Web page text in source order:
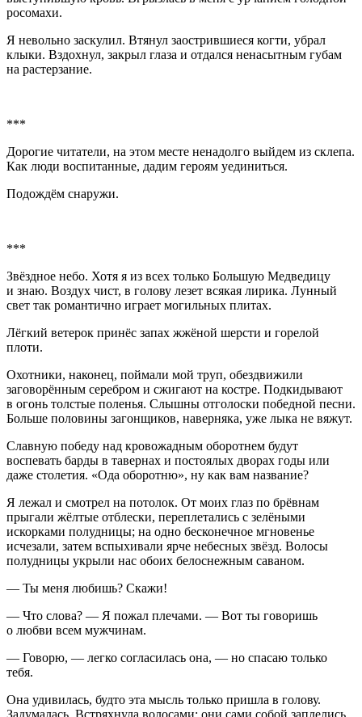
росомахи.
Я невольно заскулил. Втянул заострившиеся когти, убрал
клыки. Вздохнул, закрыл глаза и отдался ненасытным губам
на растерзание.
***
Дорогие читатели, на этом месте ненадолго выйдем из склепа.
Как люди воспитанные, дадим героям уединиться.
Подождём снаружи.
***
Звёздное небо. Хотя я из всех только Большую Медведицу
и знаю. Воздух чист, в голову лезет всякая лирика. Лунный
свет так романтично играет могильных плитах.
Лёгкий ветерок принёс запах жжёной шерсти и горелой
плоти.
Охотники, наконец, поймали мой труп, обездвижили
заговорённым серебром и сжигают на костре. Подкидывают
в огонь толстые поленья. Слышны отголоски победной песни.
Больше половины загонщиков, наверняка, уже лыка не вяжут.
Славную победу над кровожадным оборотнем будут
воспевать барды в тавернах и постоялых дворах годы или
даже столетия. «Ода оборотню», ну как вам название?
Я лежал и смотрел на потолок. От моих глаз по брёвнам
прыгали жёлтые отблески, переплетались с зелёными
искорками полудницы; на одно бесконечное мгновенье
исчезали, затем вспыхивали ярче небесных звёзд. Волосы
полудницы укрыли нас обоих белоснежным саваном.
— Ты меня любишь? Скажи!
— Что слова? — Я пожал плечами. — Вот ты говоришь
о любви всем мужчинам.
— Говорю, — легко согласилась она, — но спасаю только
тебя.
Она удивилась, будто эта мысль только пришла в голову.
Задумалась. Встряхнула волосами; они сами собой заплелись